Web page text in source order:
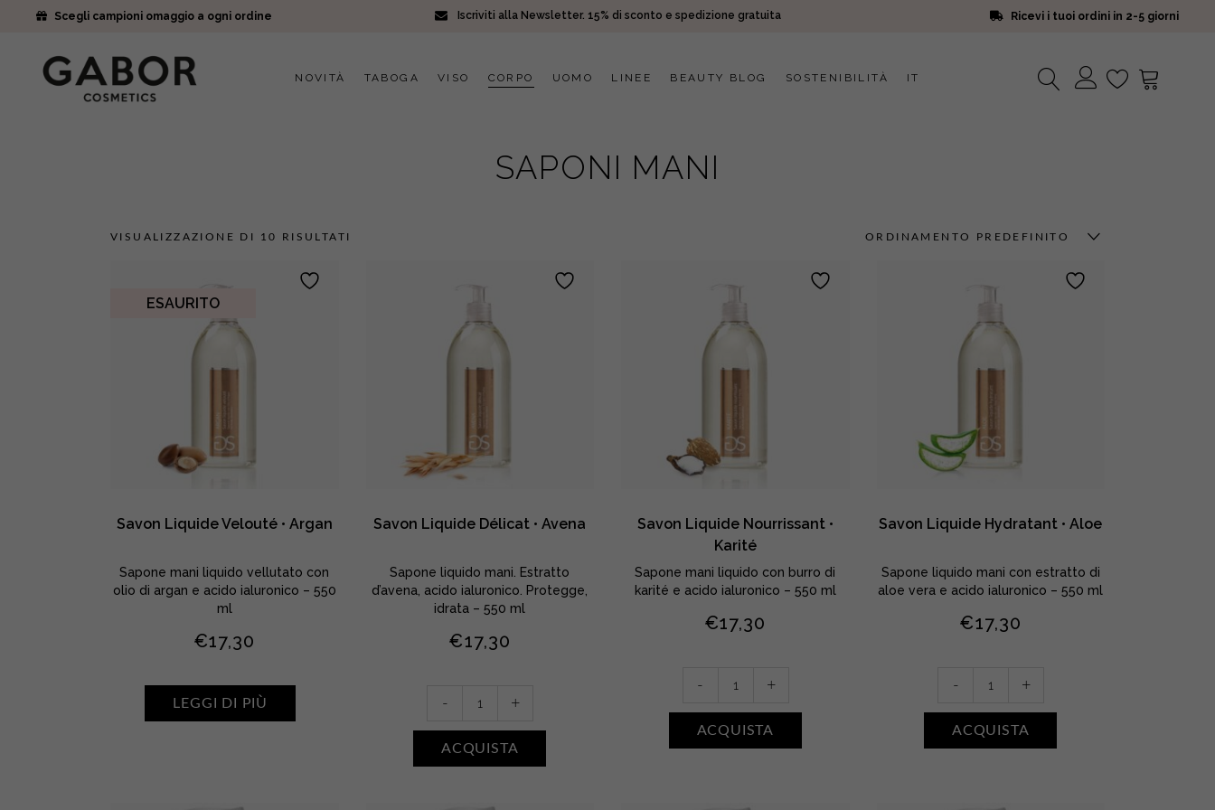
Scegli campioni omaggio a ogni ordine Iscriviti alla Newsletter. 15% di sconto e spedizione gratuita Ricevi i tuoi ordini in 2-5 giorni
NOVITÀ TABOGA VISO CORPO UOMO LINEE BEAUTY BLOG SOSTENIBILITÀ IT
SAPONI MANI
VISUALIZZAZIONE DI 10 RISULTATI ORDINAMENTO PREDEFINITO
ESAURITO
Savon Liquide Velouté • Argan
Sapone mani liquido vellutato con
olio di argan e acido ialuronico – 550
ml
€17,30
LEGGI DI PIÙ
Savon Liquide Délicat • Avena
Sapone liquido mani. Estratto
d’avena, acido ialuronico. Protegge,
idrata – 550 ml
€17,30
Délicat
- +
ACQUISTA
Savon Liquide Nourrissant •
Karité
Sapone mani liquido con burro di
karité e acido ialuronico – 550 ml
€17,30
Nourrissant
- +
ACQUISTA
Savon Liquide Hydratant • Aloe
Sapone liquido mani con estratto di
aloe vera e acido ialuronico – 550 ml
€17,30
Hydratant
- +
ACQUISTA